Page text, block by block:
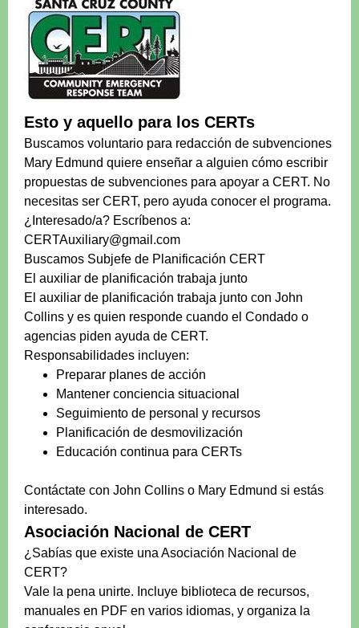
Esto y aquello para los CERTs
Buscamos voluntario para redacción de subvenciones
Mary Edmund quiere enseñar a alguien cómo escribir
propuestas de subvenciones para apoyar a CERT. No
necesitas ser CERT, pero ayuda conocer el programa.
¿Interesado/a? Escríbenos a:
CERTAuxiliary@gmail.com
Buscamos Subjefe de Planificación CERT
El auxiliar de planificación trabaja junto
El auxiliar de planificación trabaja junto con John
Collins y es quien responde cuando el Condado o
agencias piden ayuda de CERT.
Responsabilidades incluyen:
Preparar planes de acción
Mantener conciencia situacional
Seguimiento de personal y recursos
Planificación de desmovilización
Educación continua para CERTs
Contáctate con John Collins o Mary Edmund si estás
interesado.
Asociación Nacional de CERT
¿Sabías que existe una Asociación Nacional de
CERT?
Vale la pena unirte. Incluye biblioteca de recursos,
manuales en PDF en varios idiomas, y organiza la